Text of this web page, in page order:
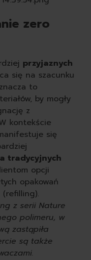
zero
przyjaznych
się na szacunku
to
by mogły
z
kontekście
się
tradycyjnych
opcji
opakowań
(refilling).
z serii Nature
polimeru, w
zastąpiła
są także